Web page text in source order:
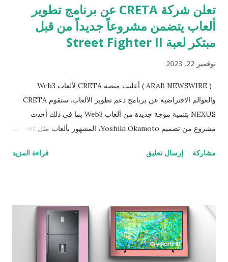
تعلن شركة CRETA عن برنامج تطوير
ألعاب يتضمن مشروعاً جديداً من قبل
مبتكر لعبة Street Fighter II
نوفمبر 22, 2023
( ARAB NEWSWIRE ) أعلنت منصة CRETA لألعاب Web3
والعوالم الافتراضية عن برنامج دعم تطوير الألعاب. ستقوم CRETA
NEXUS بتنمية موجة جديدة من ألعاب Web3 بما في ذلك أحدث
مشروع من تصميم Yoshiki Okamoto، المشهور بألعاب مثل Street
المشاريع التي تسرع من تطوير ألعاب Web3، تمكّن CRETA NEXUS
داخل اللعبة، وفوائد مبنية على الأرباح كمقابل لدعمهم. صرّح راي
يخلق CRETA NEXUS مجتمعاً متحمساً لشركة CRETA من خلال
جمع المبدعين ومعجبيهم المتعاونين والمستثمرين من جميع أنحاء
مشاركة إرسال تعليق قراءة المزيد